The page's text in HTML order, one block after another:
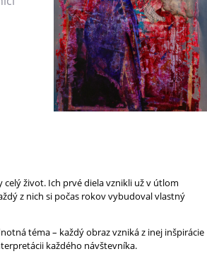
život. Ich prvé diela vznikli už v útlom
z nich si počas rokov vybudoval vlastný
téma – každý obraz vzniká z inej inšpirácie
každého návštevníka.